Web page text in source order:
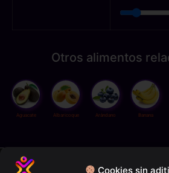
Cookies sin
Otros alimentos
Aguacate Albaricoque Arándano Banana